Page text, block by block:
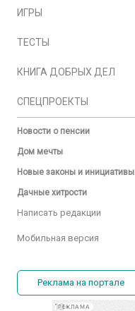
ИГРЫ
ТЕСТЫ
КНИГА ДОБРЫХ ДЕЛ
СПЕЦПРОЕКТЫ
Новости о пенсии
Дом мечты
Новые законы и инициативы
Дачные хитрости
Написать редакции
Мобильная версия
Реклама на портале
РЕКЛАМА